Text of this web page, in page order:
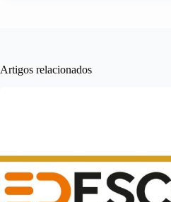
Artigos relacionados